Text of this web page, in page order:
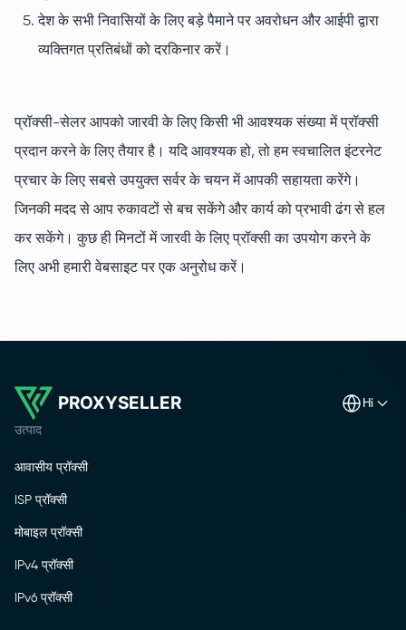
देश के सभी निवासियों के लिए बड़े पैमाने पर अवरोधन और आईपी द्वारा
व्यक्तिगत प्रतिबंधों को दरकिनार करें।
प्रॉक्सी-सेलर आपको जारवी के लिए किसी भी आवश्यक संख्या में प्रॉक्सी
प्रदान करने के लिए तैयार है। यदि आवश्यक हो, तो हम स्वचालित इंटरनेट
प्रचार के लिए सबसे उपयुक्त सर्वर के चयन में आपकी सहायता करेंगे।
जिनकी मदद से आप रुकावटों से बच सकेंगे और कार्य को प्रभावी ढंग से हल
कर सकेंगे। कुछ ही मिनटों में जारवी के लिए प्रॉक्सी का उपयोग करने के
लिए अभी हमारी वेबसाइट पर एक अनुरोध करें।
PROXYSELLER hi
उत्पाद
आवासीय प्रॉक्सी
ISP प्रॉक्सी
मोबाइल प्रॉक्सी
IPv4 प्रॉक्सी
IPv6 प्रॉक्सी